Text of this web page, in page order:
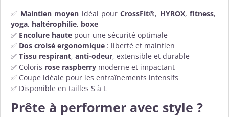
✅ Maintien moyen idéal pourCrossFit®, HYROX, fitness,
yoga, haltérophilie, boxe
✅ Encolure haute pour une sécurité optimale
✅ Dos croisé ergonomique : liberté et maintien
✅ Tissu respirant, anti-odeur, extensible et durable
✅ Coloris rose raspberry moderne et impactant
✅ Coupe idéale pour les entraînements intensifs
✅ Disponible en tailles S à L
Prête à performer avec style ?